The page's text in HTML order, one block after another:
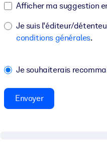
Afficher ma suggestion
Je suis l'éditeur/
conditions générales.
Je souhaiterais
Envoyer